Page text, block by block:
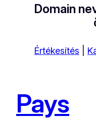
Domain
Értékesítés
Pays